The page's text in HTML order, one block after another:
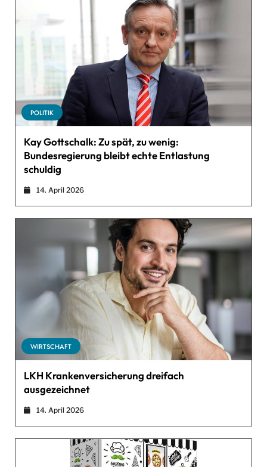
POLITIK
Kay Gottschalk: Zu spät, zu wenig:
Bundesregierung bleibt echte Entlastung
schuldig
14. April 2026
WIRTSCHAFT
LKH Krankenversicherung dreifach
ausgezeichnet
14. April 2026